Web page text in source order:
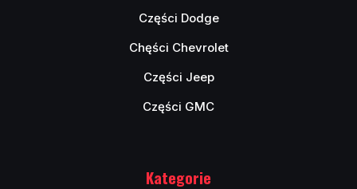
Części Dodge
Chęści Chevrolet
Części Jeep
Części GMC
Kategorie